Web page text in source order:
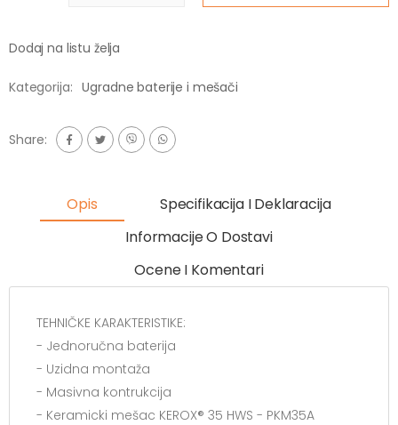
Dodaj na listu želja
Kategorija: Ugradne baterije i mešači
Share:
Opis
Specifikacija I Deklaracija
Informacije O Dostavi
Ocene I Komentari
TEHNIČKE KARAKTERISTIKE:
- Jednoručna baterija
- Uzidna montaža
- Masivna kontrukcija
- Keramicki mešac KEROX® 35 HWS - PKM35A